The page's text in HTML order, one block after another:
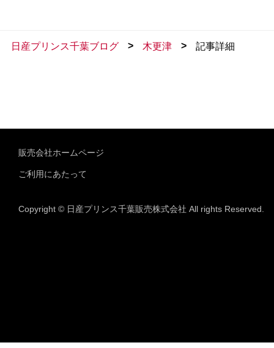
日産プリンス千葉ブログ > 木更津 > 記事詳細
販売会社ホームページ
ご利用にあたって
Copyright © 日産プリンス千葉販売株式会社 All rights Reserved.